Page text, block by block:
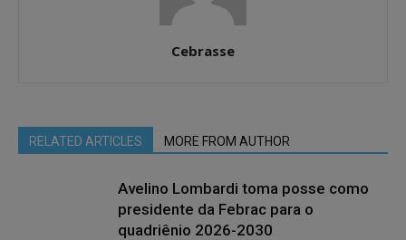
Cebrasse
RELATED ARTICLES MORE FROM AUTHOR
Avelino Lombardi toma posse como
presidente da Febrac para o
quadriênio 2026-2030